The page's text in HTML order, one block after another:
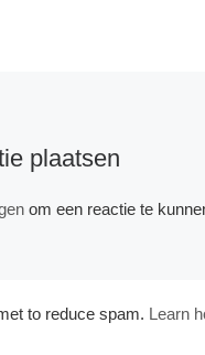
plaatsen
om een reactie te
to reduce spam. Learn